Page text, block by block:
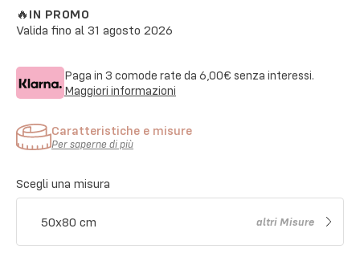
🔥 IN PROMO
Valida fino al 31 agosto 2026
Paga in 3 comode rate da 6,00€ senza interessi.
Maggiori informazioni
Caratteristiche e misure
Per saperne di più
Scegli una misura
50x80 cm altriMisure